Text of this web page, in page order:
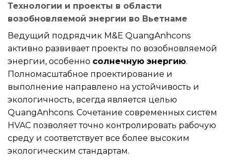
Технологии и проекты в области
возобновляемой энергии во Вьетнаме
Ведущий подрядчик M&E QuangAnhcons
активно развивает проекты по возобновляемой
энергии, особенно солнечную энергию.
Полномасштабное проектирование и
выполнение направлено на устойчивость и
экологичность, всегда является целью
QuangAnhcons. Сочетание современных систем
HVAC позволяет точно контролировать рабочую
среду и соответствует все более высоким
экологическим стандартам.